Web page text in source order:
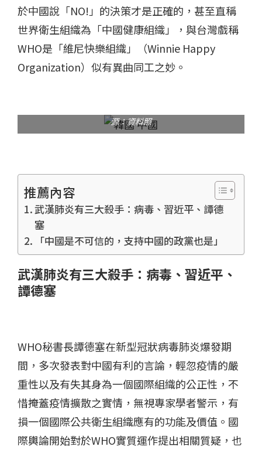
於中國說「NO!」的決策才是正確的，甚至直稱
世界衛生組織為「中國健康組織」，與台灣戲稱
WHO是「維尼快樂組織」（Winnie Happy
Organization）似有異曲同工之妙。
源：資料照
推薦內容
武漢肺炎有三大殺手：病毒、習近平、譚德
塞
「中國是不可信的，支持中國的政黨也是」
武漢肺炎有三大殺手：病毒、習近平、
譚德塞
WHO秘書長譚德塞在新型冠狀病毒肺炎爆發期
間，多次發表對中國有利的言論，輕忽疫情的嚴
重性以及有失其身為一個國際組織的公正性，不
惜掩蓋疫情擴散之實情，無視專家學者警示，有
損一個國際公共衛生組織應有的功能及價值。國
際輿論開始對於WHO實質運作提出相關質疑，也